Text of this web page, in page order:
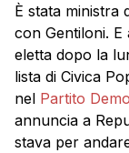
È stata ministra
con Gentiloni. E
eletta dopo la
lista di Civica
nel Partito
annuncia a
stava per